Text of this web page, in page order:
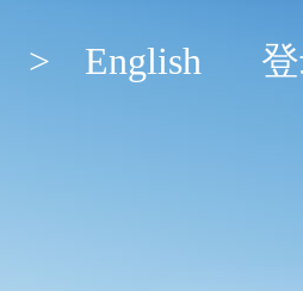
> English